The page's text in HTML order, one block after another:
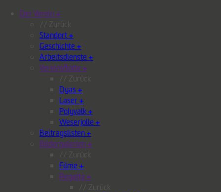
Der Verein+
Standort+
Geschichte+
Arbeitsdienste+
Vereinsflotte +
Dyas+
Laser+
Polyvalk+
Weserjolle+
Beitragslisten+
Bildergalerien+
Filme+
Regatta +